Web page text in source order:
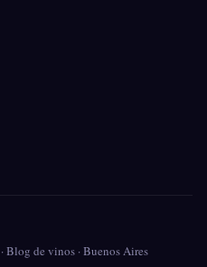
de vinos · Buenos Aires